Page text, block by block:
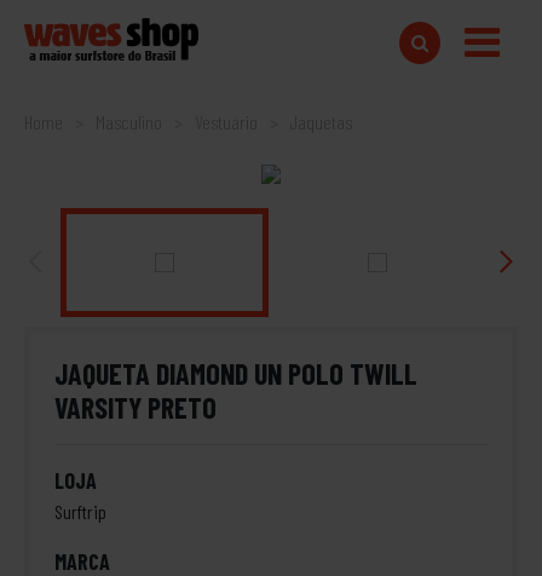
Home
JAQUETA DIAMOND UN POLO TWILL
VARSITY PRETO
LOJA
Surftrip
MARCA